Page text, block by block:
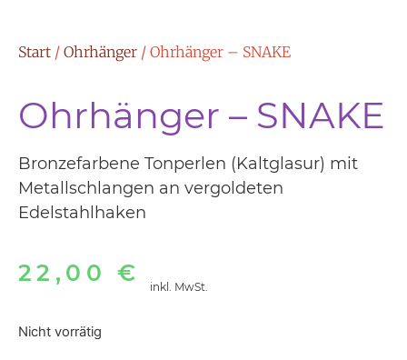
Start / Ohrhänger / Ohrhänger – SNAKE
Ohrhänger – SNAKE
Bronzefarbene Tonperlen (Kaltglasur) mit
Metallschlangen an vergoldeten
Edelstahlhaken
22,00€ inkl. MwSt.
Nicht vorrätig